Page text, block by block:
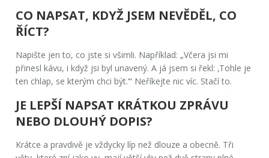
CO NAPSAT, KDYŽ JSEM NEVĚDĚL, CO
ŘÍCT?
Napište jen to, co jste si všimli. Například: „Včera jsi mi
přinesl kávu, i když jsi byl unavený. A já jsem si řekl: ‚Tohle je
ten chlap, se kterým chci být.‘“ Neříkejte nic víc. Stačí to.
JE LEPŠÍ NAPSAT KRÁTKOU ZPRÁVU
NEBO DLOUHÝ DOPIS?
Krátce a pravdivě je vždycky líp než dlouze a obecně. Tři